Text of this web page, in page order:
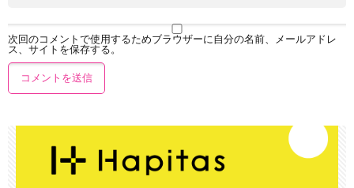
次回のコメントで使用するためブラウザーに自分の名前、メールアドレ
ス、サイトを保存する。